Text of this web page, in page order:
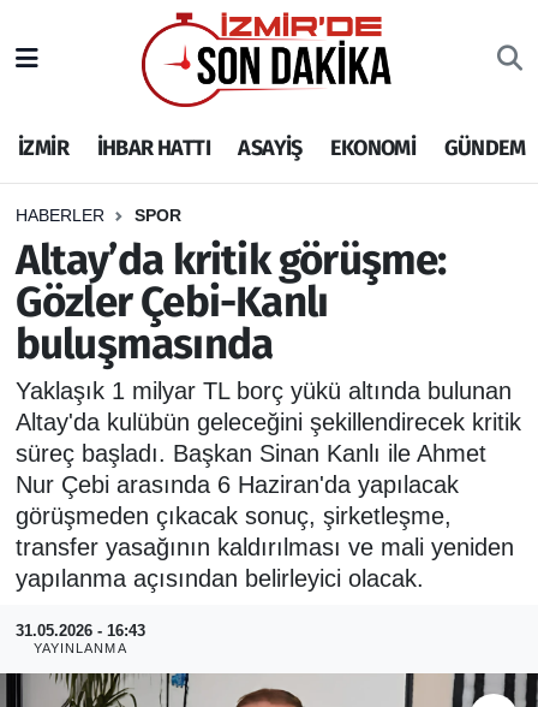
İZMİR İHBAR HATTI ASAYİŞ EKONOMİ GÜNDEM
HABERLER SPOR
Altay’da kritik görüşme:
Gözler Çebi-Kanlı
buluşmasında
Yaklaşık 1 milyar TL borç yükü altında bulunan
Altay'da kulübün geleceğini şekillendirecek kritik
süreç başladı. Başkan Sinan Kanlı ile Ahmet
Nur Çebi arasında 6 Haziran'da yapılacak
görüşmeden çıkacak sonuç, şirketleşme,
transfer yasağının kaldırılması ve mali yeniden
yapılanma açısından belirleyici olacak.
31.05.2026 - 16:43
YAYINLANMA
İHBAR HATTI
DEPREM
GENEL
EKONOMİ
SİYASET
SPOR
ASAYİŞ
RESMİ REKLAM
İzmir Nöbetçi Eczaneler
İzmir Hava Durumu
İzmir Namaz Vakitleri
İzmir Trafik Yoğunluk Haritası
Puan Durumu ve Fikstür
Tüm Manşetler
Son Dakika Haberleri
Haber Arşivi